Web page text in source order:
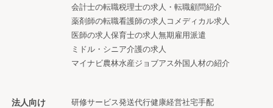
会計士の転職税理士の求人・転職顧問紹介
薬剤師の転職看護師の求人 コメディカル求人
医師の求人 保育士の求人 無期雇用派遣
ミドル・シニア介護の求人
マイナビ農林水産ジョブアス外国人材の紹介
法人向け 研修サービス発送代行健康経営社宅手配